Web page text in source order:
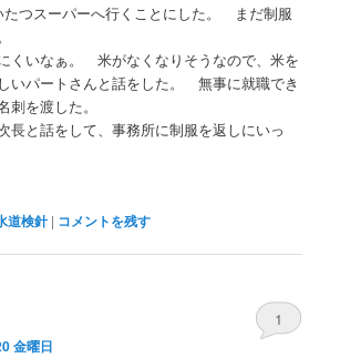
たつスーパーへ行くことにした。 まだ制服
くいなぁ。 米がなくなりそうなので、米を
いパートさんと話をした。 無事に就職でき
刺を渡した。
と話をして、事務所に制服を返しにいっ
道検針 | コメントを残す
金曜日
1